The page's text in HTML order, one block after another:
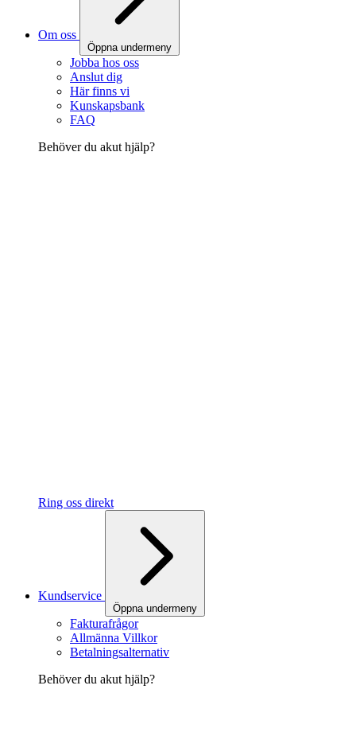
Om oss
Öppna undermeny
Jobba hos oss
Anslut dig
Här finns vi
Kunskapsbank
FAQ
Behöver du akut hjälp?
Ring oss direkt
Kundservice
Öppna undermeny
Fakturafrågor
Allmänna Villkor
Betalningsalternativ
Behöver du akut hjälp?